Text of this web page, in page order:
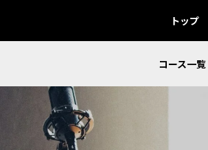
トップ
コース一覧